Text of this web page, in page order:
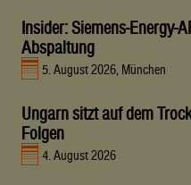
Insider: Siemens-Energy-
Abspaltung
5. August 2026, München
Ungarn sitzt auf dem
Folgen
4. August 2026